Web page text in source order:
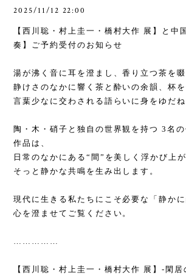
2025/11/12 22:00
【西川聡・村上圭一・橋村大作 展】と中
奏】ご予約受付のお知らせ
湯が沸く音に耳を澄まし、香り立つ茶を啜
静けさのなかに響く茶と酔いの余韻、杯を
言葉少なに交わされる語らいに身をゆだね
陶・木・硝子と独自の世界観を持つ 3 名
作品は、
日常のなかにある “ 間 ” を美しく浮かび上が
そっと静かな共鳴を生み出します。
現代に生きる私たちにこそ必要な「静かに
心を澄ませてご覧ください。
……………
【西川聡・村上圭一・橋村大作 展】- 閑居